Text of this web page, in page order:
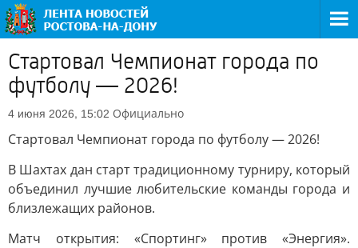
Стартовал Чемпионат города по
футболу — 2026!
4 июня 2026, 15:02 Официально
Стартовал Чемпионат города по футболу — 2026!
В Шахтах дан старт традиционному турниру, который
объединил лучшие любительские команды города и
близлежащих районов.
Матч открытия: «Спортинг» против «Энергия».